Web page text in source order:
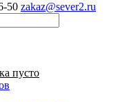
50 zakaz@sever2.ru
пусто